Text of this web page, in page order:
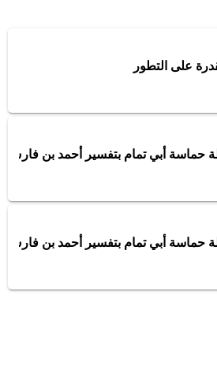
على التطور
حماسة أبي تمام بتفسير أحمد بن فارس
حماسة أبي تمام بتفسير أحمد بن فارس